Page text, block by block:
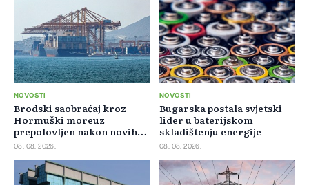
NOVOSTI
Brodski saobraćaj kroz
Hormuški moreuz
prepolovljen nakon novih
blokada
08. 08. 2026.
NOVOSTI
Bugarska postala svjetski
lider u baterijskom
skladištenju energije
08. 08. 2026.